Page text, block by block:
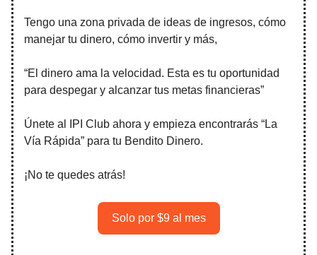
Tengo una zona privada de ideas de ingresos, cómo
manejar tu dinero, cómo invertir y más,
“El dinero ama la velocidad. Esta es tu oportunidad
para despegar y alcanzar tus metas financieras”
Únete al IPI Club ahora y empieza encontrarás “La
Vía Rápida” para tu Bendito Dinero.
¡No te quedes atrás!
Solo por $9 al mes